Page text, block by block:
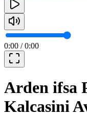
0:00 /0:00
Arden ifsa
Kalcasini